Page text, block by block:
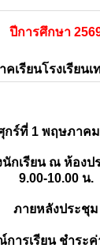
ปีการศึกษา
คเรียนโรงเรียน
กร์ที่ 1 พฤษภาคม
กเรียน ณ ห้องปร
9.00-10.00 น.
ภายหลังประชุม
ารเรียน ชำระค่